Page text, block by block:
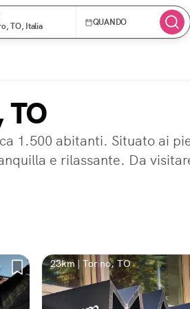
TO, Italia
QUANDO
TO
1.500 abitanti. Situato ai
e rilassante. Da
23km | Torino, TO